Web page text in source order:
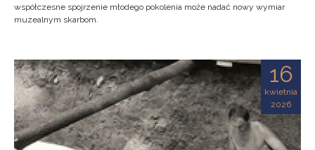
współczesne spojrzenie młodego pokolenia może nadać nowy wymiar
muzealnym skarbom.
16
kwietnia
2026